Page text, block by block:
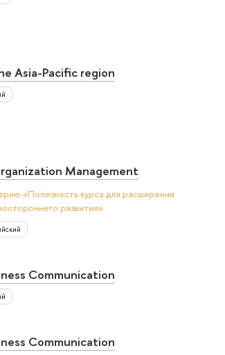
Asia-Pacific region
Management
«Полезность курса для расширения
развития»
Communication
Communication